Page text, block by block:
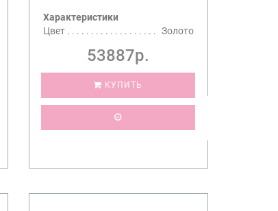
Характеристики
Цвет
Золото
53887р.
КУПИТЬ